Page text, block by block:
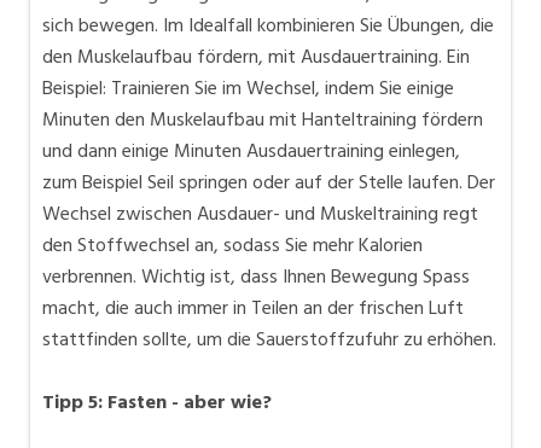
sich bewegen. Im Idealfall kombinieren Sie Übungen, die
den Muskelaufbau fördern, mit Ausdauertraining. Ein
Beispiel: Trainieren Sie im Wechsel, indem Sie einige
Minuten den Muskelaufbau mit Hanteltraining fördern
und dann einige Minuten Ausdauertraining einlegen,
zum Beispiel Seil springen oder auf der Stelle laufen. Der
Wechsel zwischen Ausdauer- und Muskeltraining regt
den Stoffwechsel an, sodass Sie mehr Kalorien
verbrennen. Wichtig ist, dass Ihnen Bewegung Spass
macht, die auch immer in Teilen an der frischen Luft
stattfinden sollte, um die Sauerstoffzufuhr zu erhöhen.
Tipp 5: Fasten - aber wie?